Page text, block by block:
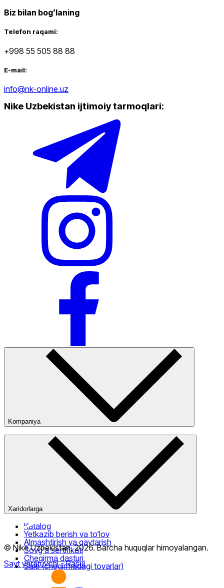
Biz bilan bogʻlaning
Telefon raqami:
+998 55 505 88 88
E-mail:
info@nk-online.uz
Nike Uzbekistan ijtimoiy tarmoqlari:
Kompaniya
Kompaniya haqida
Bizning do‘konlarimiz
Ommaviy oferta
Xaridorlarga
Katalog
Yetkazib berish va to‘lov
Almashtirish va qaytarish
Sovg‘a sertifikati
Chegirma dasturi
Sale (chegirmadagi tovarlar)
© Nike Uzbekistan,2026.Barcha huquqlar himoyalangan.
Sayt yaratuvchi- Rasul